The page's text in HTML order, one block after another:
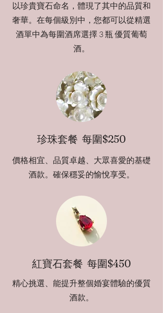
以珍貴寶石命名，體現了其中的品質和
奢華。在每個級別中，您都可以從精選
酒單中為每圍酒席選擇 3 瓶 優質葡萄
酒。
珍珠套餐 每圍$250
價格相宜、品質卓越、大眾喜愛的基礎
酒款。確保穩妥的愉悅享受。
紅寶石套餐 每圍$450
精心挑選、能提升整個婚宴體驗的優質
酒款。